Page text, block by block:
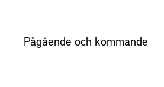
Pågående och kommande